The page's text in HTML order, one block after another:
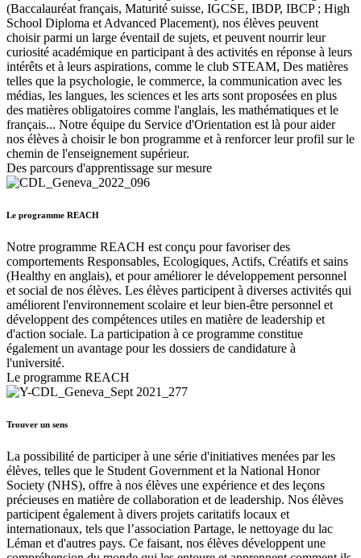
(Baccalauréat français, Maturité suisse, IGCSE, IBDP, IBCP ; High
School Diploma et Advanced Placement), nos élèves peuvent
choisir parmi un large éventail de sujets, et peuvent nourrir leur
curiosité académique en participant à des activités en réponse à leurs
intérêts et à leurs aspirations, comme le club STEAM, Des matières
telles que la psychologie, le commerce, la communication avec les
médias, les langues, les sciences et les arts sont proposées en plus
des matières obligatoires comme l'anglais, les mathématiques et le
français... Notre équipe du Service d'Orientation est là pour aider
nos élèves à choisir le bon programme et à renforcer leur profil sur le
chemin de l'enseignement supérieur.
Des parcours d'apprentissage sur mesure
Le programme REACH
Notre programme REACH est conçu pour favoriser des
comportements Responsables, Ecologiques, Actifs, Créatifs et sains
(Healthy en anglais), et pour améliorer le développement personnel
et social de nos élèves. Les élèves participent à diverses activités qui
améliorent l'environnement scolaire et leur bien-être personnel et
développent des compétences utiles en matière de leadership et
d'action sociale. La participation à ce programme constitue
également un avantage pour les dossiers de candidature à
l'université.
Le programme REACH
Trouver un sens
La possibilité de participer à une série d'initiatives menées par les
élèves, telles que le Student Government et la National Honor
Society (NHS), offre à nos élèves une expérience et des leçons
précieuses en matière de collaboration et de leadership. Nos élèves
participent également à divers projets caritatifs locaux et
internationaux, tels que l’association Partage, le nettoyage du lac
Léman et d'autres pays. Ce faisant, nos élèves développent une